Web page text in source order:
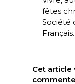
fêtes
Société
Français.
Cet article